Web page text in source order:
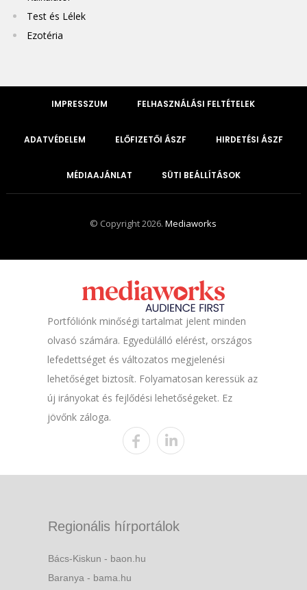
Test és Lélek
Ezotéria
IMPRESSZUM FELHASZNÁLÁSI FELTÉTELEK
ADATVÉDELEM ELŐFIZETŐI ÁSZF HIRDETÉSI ÁSZF
MÉDIAAJÁNLAT SÜTI BEÁLLÍTÁSOK
© Copyright 2026.Mediaworks
Portfóliónk minőségi tartalmat jelent minden
olvasó számára. Egyedülálló elérést, országos
lefedettséget és változatos megjelenési
lehetőséget biztosít. Folyamatosan keressük az
új irányokat és fejlődési lehetőségeket. Ez
jövőnk záloga.
Regionális hírportálok
Bács-Kiskun - baon.hu
Baranya - bama.hu